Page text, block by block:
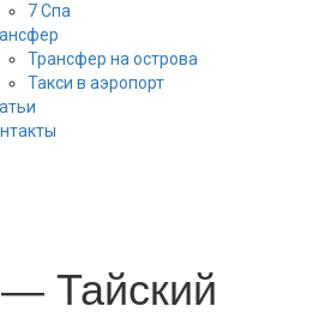
7 Спа
Трансфер на острова
Такси в аэропорт
Тайский